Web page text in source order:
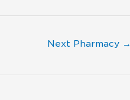
Next Pharmacy →